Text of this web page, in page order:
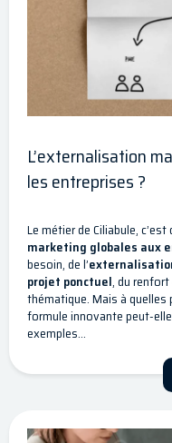
L’externalisation
les entreprises ?
Le métier de Ciliabule, c’est
marketing globales aux
besoin, de l’
projet ponctuel, du renfort
thématique. Mais à quelles
formule innovante peut-
exemples…